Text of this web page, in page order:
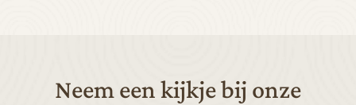
Neem een kijkje bij onze